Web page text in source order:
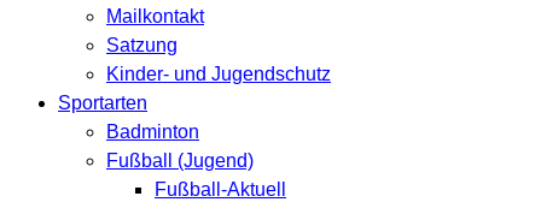
Mailkontakt
Satzung
Kinder- und Jugendschutz
Sportarten
Badminton
Fußball (Jugend)
Fußball-Aktuell